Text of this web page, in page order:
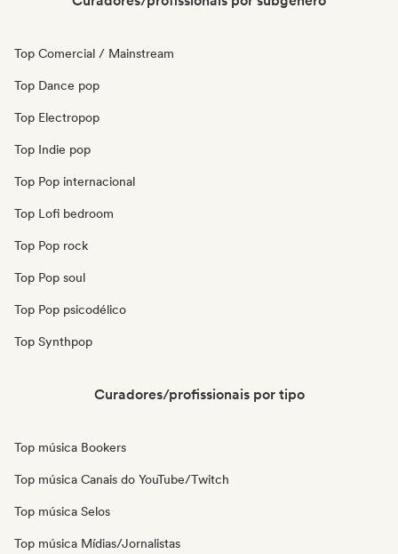
Top Comercial / Mainstream
Top Dance pop
Top Electropop
Top Indie pop
Top Pop internacional
Top Lofi bedroom
Top Pop rock
Top Pop soul
Top Pop psicodélico
Top Synthpop
Curadores/profissionais por tipo
Top música Bookers
Top música Canais do YouTube/Twitch
Top música Selos
Top música Mídias/Jornalistas